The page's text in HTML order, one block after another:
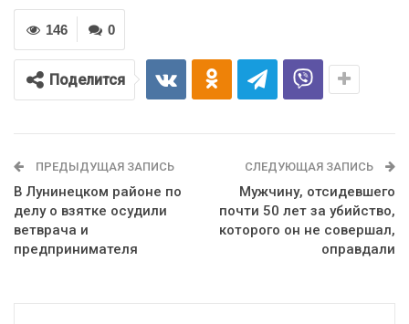
0
146
Поделится
ПРЕДЫДУЩАЯ ЗАПИСЬ
В Лунинецком районе по
делу о взятке осудили
ветврача и
предпринимателя
СЛЕДУЮЩАЯ ЗАПИСЬ
Мужчину, отсидевшего
почти 50 лет за убийство,
которого он не совершал,
оправдали